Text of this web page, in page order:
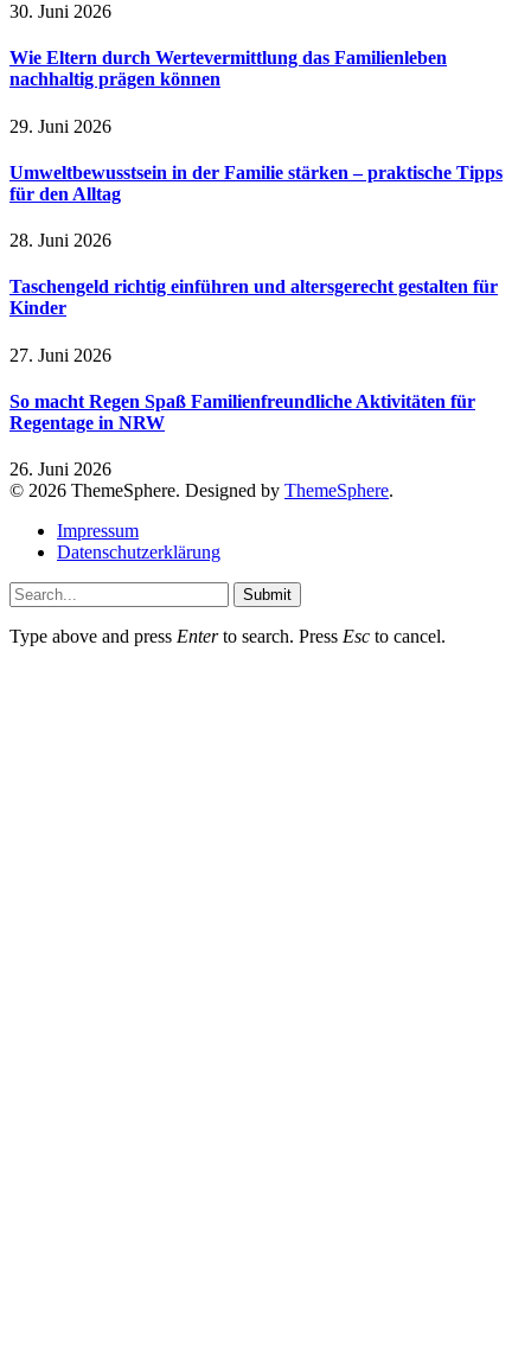
30. Juni 2026
Wie Eltern durch Wertevermittlung das Familienleben
nachhaltig prägen können
29. Juni 2026
Umweltbewusstsein in der Familie stärken – praktische Tipps
für den Alltag
28. Juni 2026
Taschengeld richtig einführen und altersgerecht gestalten für
Kinder
27. Juni 2026
So macht Regen Spaß Familienfreundliche Aktivitäten für
Regentage in NRW
26. Juni 2026
© 2026 ThemeSphere. Designed by ThemeSphere.
Impressum
Datenschutzerklärung
Submit
Type above and press Enterto search. Press Esc to cancel.